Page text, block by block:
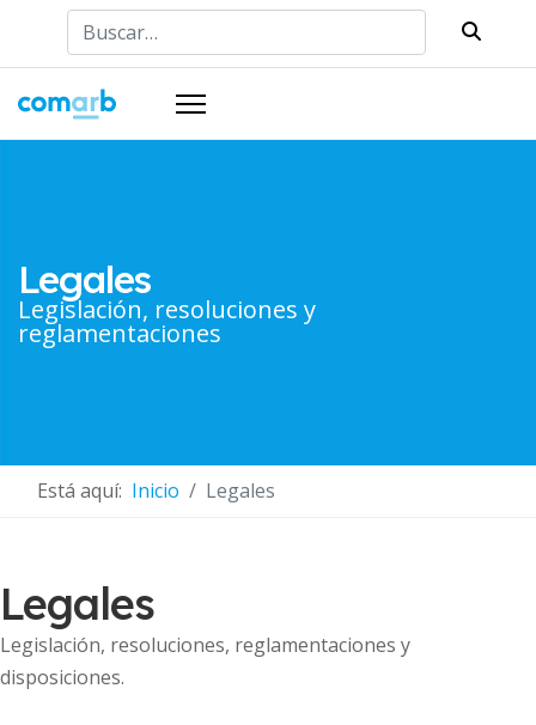
Buscar
Legales
Legislación, resoluciones y
reglamentaciones
Está aquí: Inicio Legales
Legales
Legislación, resoluciones, reglamentaciones y
disposiciones.